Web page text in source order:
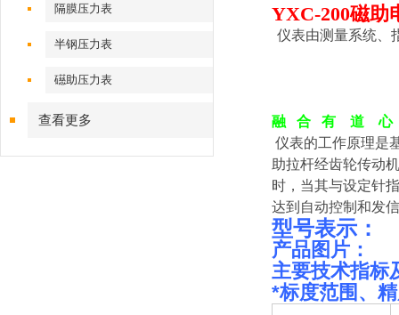
隔膜压力表
半钢压力表
礠助压力表
查看更多
YXC-200磁助
仪表由测量系统、
融 合 有 道
仪表的工作原理是
助拉杆经齿轮传动
时，当其与设定针
达到自动控制和发
型号表示：
产品图片：
主要技术指标
*标度范围、